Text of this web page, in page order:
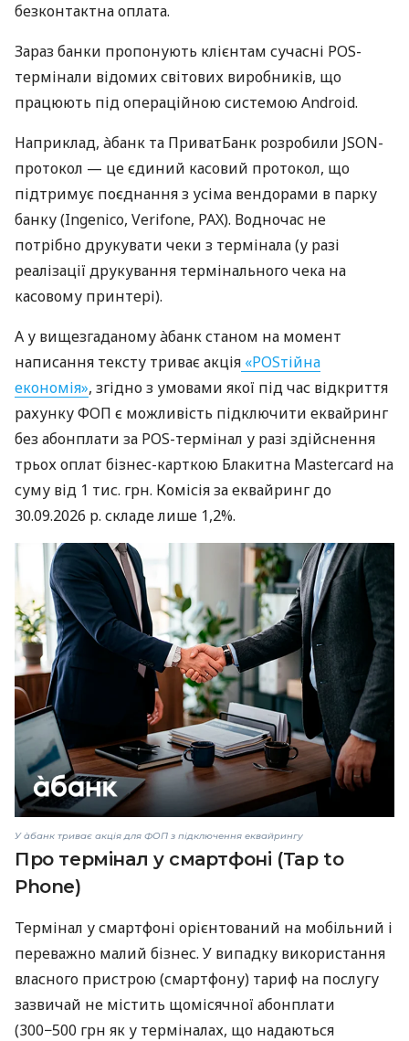
безконтактна оплата.
Зараз банки пропонують клієнтам сучасні POS-
термінали відомих світових виробників, що
працюють під операційною системою Android.
Наприклад, àбанк та ПриватБанк розробили JSON-
протокол — це єдиний касовий протокол, що
підтримує поєднання з усіма вендорами в парку
банку (Ingenico, Verifone, PAX). Водночас не
потрібно друкувати чеки з термінала (у разі
реалізації друкування термінального чека на
касовому принтері).
А у вищезгаданому àбанк станом на момент
написання тексту триває акція «POSтійна
економія», згідно з умовами якої під час відкриття
рахунку ФОП є можливість підключити еквайринг
без абонплати за POS-термінал у разі здійснення
трьох оплат бізнес-карткою Блакитна Mastercard на
суму від 1 тис. грн. Комісія за еквайринг до
30.09.2026 р. складе лише 1,2%.
У àбанк триває акція для ФОП з підключення еквайрингу
Про термінал у смартфоні (Tap to
Phone)
Термінал у смартфоні орієнтований на мобільний і
переважно малий бізнес. У випадку використання
власного пристрою (смартфону) тариф на послугу
зазвичай не містить щомісячної абонплати
(300−500 грн як у терміналах, що надаються